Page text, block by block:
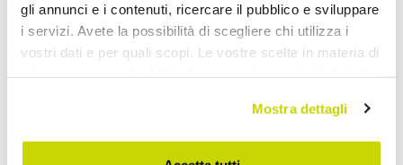
gli annunci e i contenuti, ricercare il pubblico e sviluppare
i servizi. Avete la possibilità di scegliere chi utilizza i
vostri dati e per quali scopi. Le vostre scelte in materia di
modificare o revocare il proprio consenso in qualsiasi
momento dalla Dichiarazione sui cookie o facendo clic
sull'icona di attivazione della privacy.
Mostra dettagli